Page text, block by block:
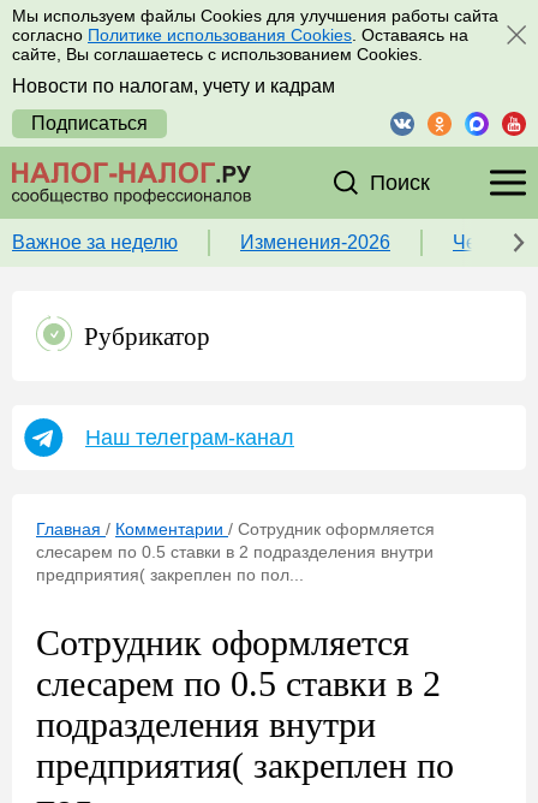
Мы используем файлы Cookies для улучшения работы сайта
согласно Политике использования Cookies . Оставаясь на
сайте, Вы соглашаетесь с использованием Cookies.
Новости по налогам, учету и кадрам
Подписаться
Поиск
Важное за неделю Изменения-2026 Чек-
Рубрикатор
Наш телеграм-канал
Главная / Комментарии / Сотрудник оформляется
слесарем по 0.5 ставки в 2 подразделения внутри
предприятия( закреплен по пол...
Сотрудник оформляется
слесарем по 0.5 ставки в 2
подразделения внутри
предприятия( закреплен по